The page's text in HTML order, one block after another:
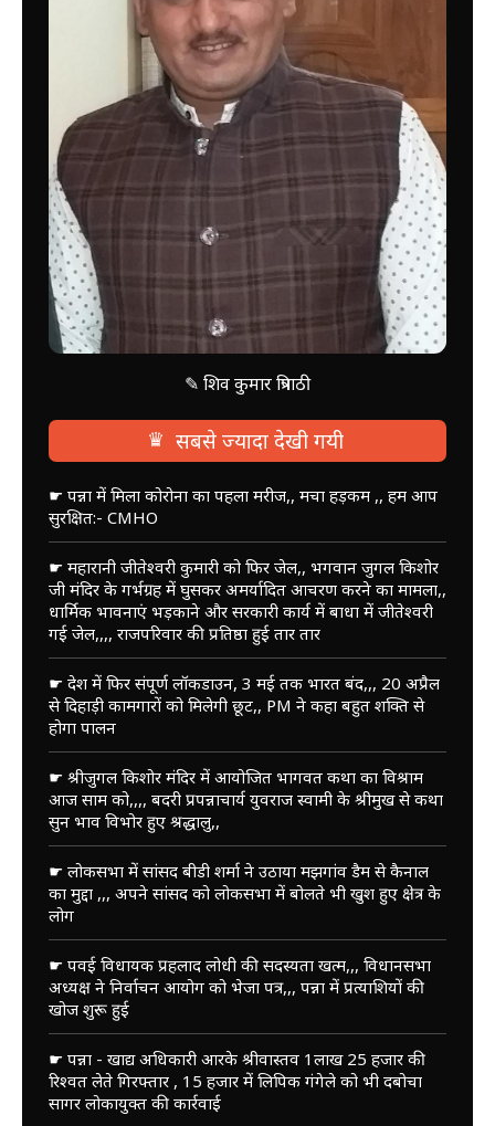
✎ शिव कुमार त्रिपाठी
♛ सबसे ज्यादा देखी गयी
☛ पन्ना में मिला कोरोना का पहला मरीज,, मचा हड़कम ,, हम आप
सुरक्षित:- CMHO
☛ महारानी जीतेश्वरी कुमारी को फिर जेल,, भगवान जुगल किशोर
जी मंदिर के गर्भग्रह में घुसकर अमर्यादित आचरण करने का मामला,,
धार्मिक भावनाएं भड़काने और सरकारी कार्य में बाधा में जीतेश्वरी
गई जेल,,,, राजपरिवार की प्रतिष्ठा हुई तार तार
☛ देश में फिर संपूर्ण लॉकडाउन, 3 मई तक भारत बंद,,, 20 अप्रैल
से दिहाड़ी कामगारों को मिलेगी छूट,, PM ने कहा बहुत शक्ति से
होगा पालन
☛ श्रीजुगल किशोर मंदिर में आयोजित भागवत कथा का विश्राम
आज साम को,,,, बदरी प्रपन्नाचार्य युवराज स्वामी के श्रीमुख से कथा
सुन भाव विभोर हुए श्रद्धालु,,
☛ लोकसभा में सांसद बीडी शर्मा ने उठाया मझगांव डैम से कैनाल
का मुद्दा ,,, अपने सांसद को लोकसभा में बोलते भी खुश हुए क्षेत्र के
लोग
☛ पवई विधायक प्रहलाद लोधी की सदस्यता खत्म,,, विधानसभा
अध्यक्ष ने निर्वाचन आयोग को भेजा पत्र,,, पन्ना में प्रत्याशियों की
खोज शुरू हुई
☛ पन्ना - खाद्य अधिकारी आरके श्रीवास्तव 1लाख 25 हजार की
रिश्वत लेते गिरफ्तार , 15 हजार में लिपिक गंगेले को भी दबोचा
सागर लोकायुक्त की कार्रवाई